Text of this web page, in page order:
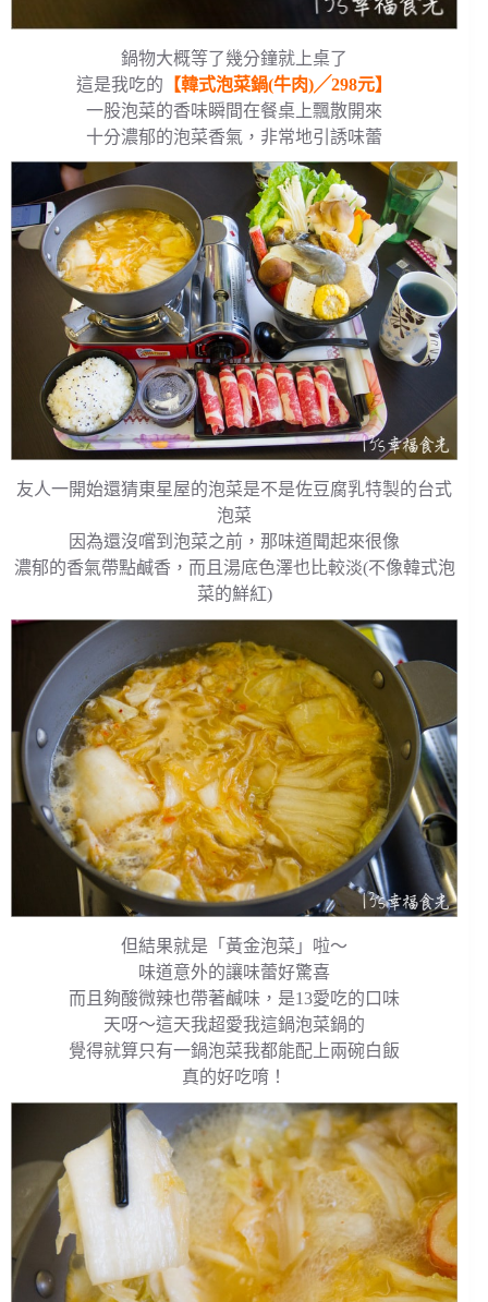
鍋物大概等了幾分鐘就上桌了
這是我吃的 【韓式泡菜鍋(牛肉)╱298元】
一股泡菜的香味瞬間在餐桌上飄散開來
十分濃郁的泡菜香氣，非常地引誘味蕾
友人一開始還猜東星屋的泡菜是不是佐豆腐乳特製的台式
泡菜
因為還沒嚐到泡菜之前，那味道聞起來很像
濃郁的香氣帶點鹹香，而且湯底色澤也比較淡(不像韓式泡
菜的鮮紅)
但結果就是「黃金泡菜」啦～
味道意外的讓味蕾好驚喜
而且夠酸微辣也帶著鹹味，是13愛吃的口味
天呀～這天我超愛我這鍋泡菜鍋的
覺得就算只有一鍋泡菜我都能配上兩碗白飯
真的好吃唷！